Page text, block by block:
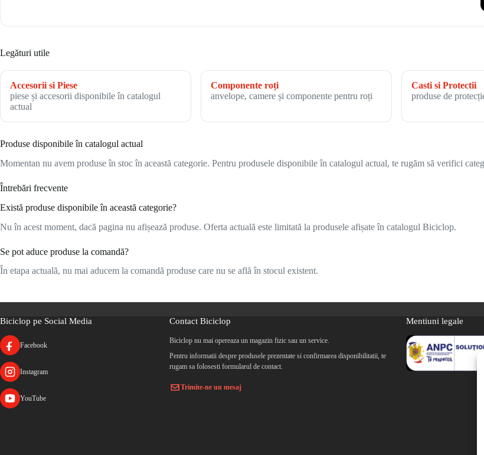
Legături utile
Accesorii si Piese
piese și accesorii disponibile în catalogul
actual
Componente roți
anvelope, camere și componente pentru roți
Casti si Protectii
produse de
Produse disponibile în catalogul actual
Momentan nu avem produse în stoc în această categorie. Pentru produsele disponibile în catalogul actual, te rugăm să verifici
Întrebări frecvente
Există produse disponibile în această categorie?
Nu în acest moment, dacă pagina nu afișează produse. Oferta actuală este limitată la produsele afișate în catalogul Biciclop.
Se pot aduce produse la comandă?
În etapa actuală, nu mai aducem la comandă produse care nu se află în stocul existent.
Biciclop pe Social Media
Facebook
Instagram
YouTube
Contact Biciclop
Biciclop nu mai opereaza un magazin fizic sau un service.
Pentru informatii despre produsele prezentate si confirmarea disponibilitatii, te
rugam sa folosesti formularul de contact.
Trimite-ne un mesaj
Mentiuni legale